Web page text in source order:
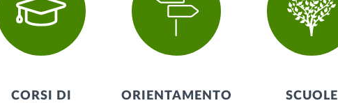
CORSI DI
ORIENTAMENTO SCUOLE